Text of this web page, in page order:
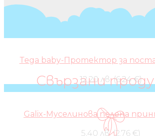
Свързани
Tega baby-Протектор за
12,20 лв. (6.24 €)
Galix-Муселинова пелена
5,40 лв. (2.76 €)